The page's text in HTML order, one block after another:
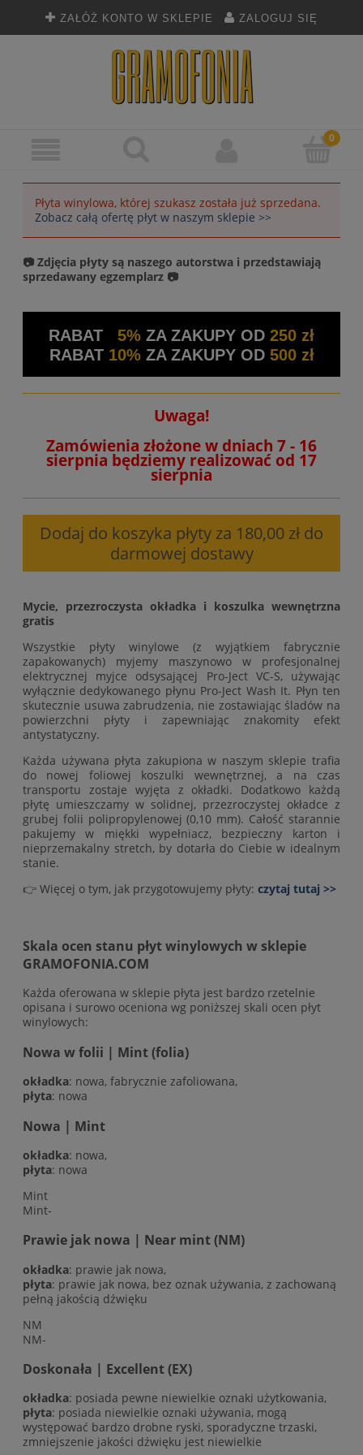
ZAŁÓŻ KONTO W SKLEPIE ZALOGUJ SIĘ
Płyta winylowa, której szukasz została już sprzedana.
Zobacz całą ofertę płyt w naszym sklepie >>
📷 Zdjęcia płyty są naszego autorstwa i przedstawiają
sprzedawany egzemplarz 📷
RABAT 5% ZA ZAKUPY OD 250 zł
RABAT 10%ZA ZAKUPY OD 500 zł
Uwaga!
Zamówienia złożone w dniach 7 - 16
sierpnia będziemy realizować od 17
sierpnia
Dodaj do koszyka płyty za 180,00 zł do
darmowej dostawy
Mycie, przezroczysta okładka i koszulka wewnętrzna
gratis
Wszystkie płyty winylowe (z wyjątkiem fabrycznie
zapakowanych) myjemy maszynowo w profesjonalnej
elektrycznej myjce odsysającej Pro-Ject VC-S, używając
wyłącznie dedykowanego płynu Pro-Ject Wash It. Płyn ten
skutecznie usuwa zabrudzenia, nie zostawiając śladów na
powierzchni płyty i zapewniając znakomity efekt
antystatyczny.
Każda używana płyta zakupiona w naszym sklepie trafia
do nowej foliowej koszulki wewnętrznej, a na czas
transportu zostaje wyjęta z okładki. Dodatkowo każdą
płytę umieszczamy w solidnej, przezroczystej okładce z
grubej folii polipropylenowej (0,10 mm). Całość starannie
pakujemy w miękki wypełniacz, bezpieczny karton i
nieprzemakalny stretch, by dotarła do Ciebie w idealnym
stanie.
👉 Więcej o tym, jak przygotowujemy płyty: czytaj tutaj >>
Skala ocen stanu płyt winylowych w sklepie
GRAMOFONIA.COM
Każda oferowana w sklepie płyta jest bardzo rzetelnie
opisana i surowo oceniona wg poniższej skali ocen płyt
winylowych:
Nowa w folii | Mint (folia)
okładka: nowa, fabrycznie zafoliowana,
płyta: nowa
Nowa | Mint
okładka: nowa,
płyta: nowa
Mint
Mint-
Prawie jak nowa | Near mint (NM)
okładka: prawie jak nowa,
płyta: prawie jak nowa, bez oznak używania, z zachowaną
pełną jakością dźwięku
NM
NM-
Doskonała | Excellent (EX)
okładka: posiada pewne niewielkie oznaki użytkowania,
płyta: posiada niewielkie oznaki używania, mogą
występować bardzo drobne ryski, sporadyczne trzaski,
zmniejszenie jakości dźwięku jest niewielkie